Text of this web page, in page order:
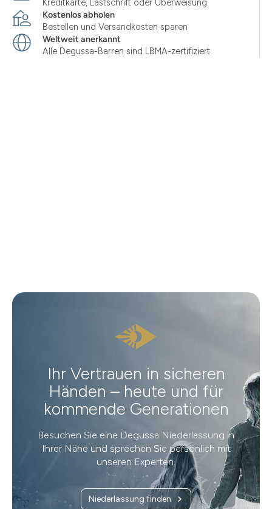
Kreditkarte, Lastschrift oder Überweisung
Kostenlos abholen
Bestellen und Versandkosten sparen
Weltweit anerkannt
Alle Degussa-Barren sind LBMA-zertifiziert
Ihr Vertrauen in sicheren
Händen – heute und für
kommende Generationen
Besuchen Sie eine Degussa Niederlassung in
Ihrer Nähe und sprechen Sie persönlich mit
unseren Experten.
Niederlassung finden